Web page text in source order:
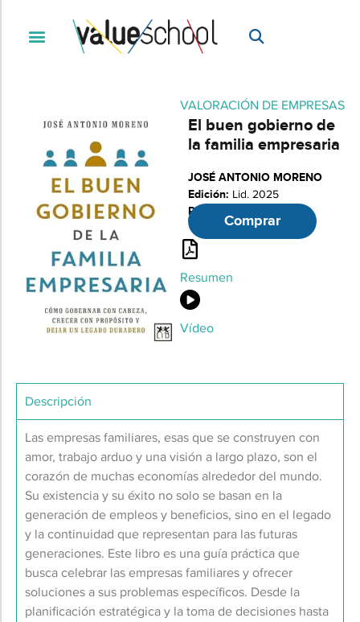
VALORACIÓN DE EMPRESAS
El buen gobierno de
la familia empresaria
JOSÉ ANTONIO MORENO
Edición: Lid. 2025
Páginas:Comprar
Resumen
Vídeo
Descripción
Las empresas familiares, esas que se construyen con
amor, trabajo arduo y una visión a largo plazo, son el
corazón de muchas economías alrededor del mundo.
Su existencia y su éxito no solo se basan en la
generación de empleos y beneficios, sino en el legado
y la continuidad que representan para las futuras
generaciones. Este libro es una guía práctica que
busca celebrar las empresas familiares y ofrecer
soluciones a sus problemas específicos. Desde la
planificación estratégica y la toma de decisiones hasta